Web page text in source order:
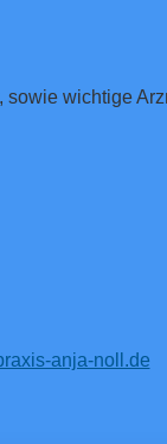
sowie wichtige
anja-noll.de